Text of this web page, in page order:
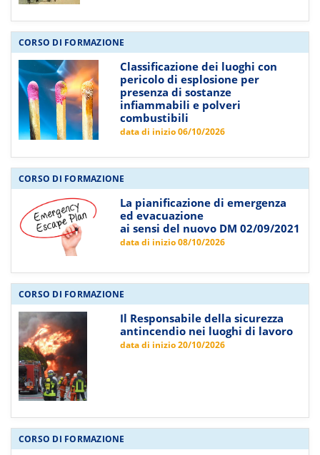
CORSO DI FORMAZIONE
Classificazione dei luoghi con
pericolo di esplosione per
presenza di sostanze
infiammabili e polveri
combustibili
data di inizio 06/10/2026
CORSO DI FORMAZIONE
La pianificazione di emergenza
ed evacuazione
ai sensi del nuovo DM 02/09/2021
data di inizio 08/10/2026
CORSO DI FORMAZIONE
Il Responsabile della sicurezza
antincendio nei luoghi di lavoro
data di inizio 20/10/2026
CORSO DI FORMAZIONE